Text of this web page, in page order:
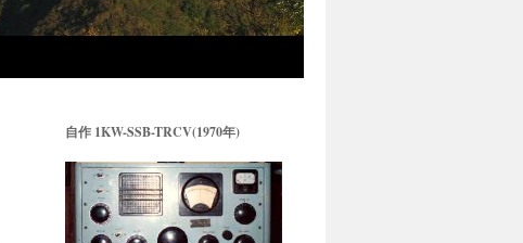
自作 1KW-SSB-TRCV(1970年)